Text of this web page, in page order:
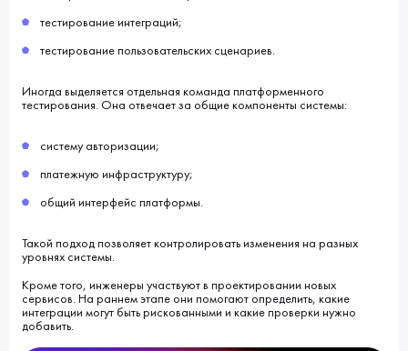
тестирование интеграций;
тестирование пользовательских сценариев.
Иногда выделяется отдельная команда платформенного
тестирования. Она отвечает за общие компоненты системы:
систему авторизации;
платежную инфраструктуру;
общий интерфейс платформы.
Такой подход позволяет контролировать изменения на разных
уровнях системы.
Кроме того, инженеры участвуют в проектировании новых
сервисов. На раннем этапе они помогают определить, какие
интеграции могут быть рискованными и какие проверки нужно
добавить.